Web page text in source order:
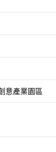
意產業園區